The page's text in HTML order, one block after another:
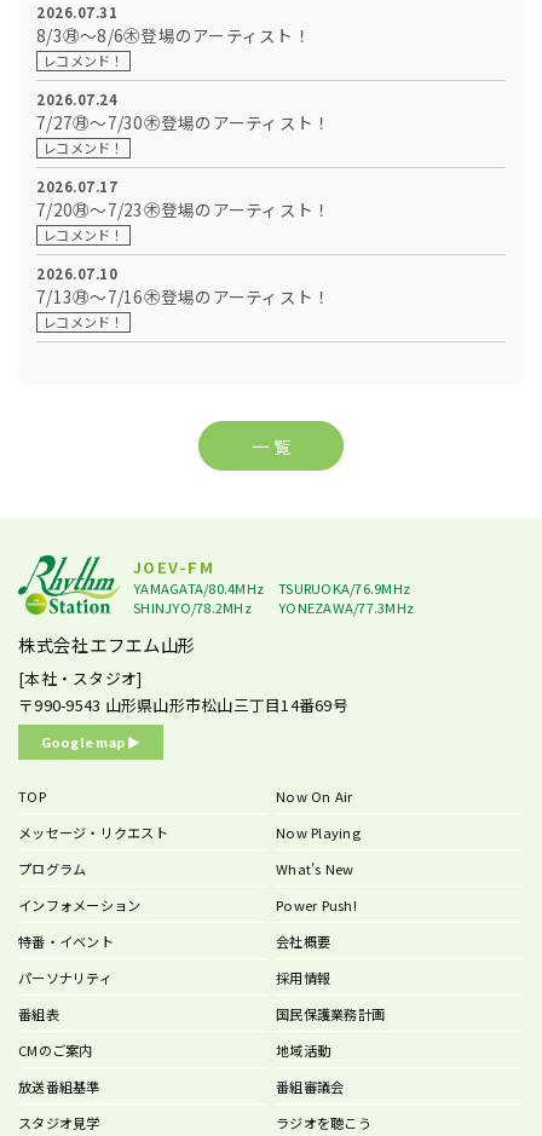
2026.07.31
8/3㊊～8/6㊍登場のアーティスト！
レコメンド！
2026.07.24
7/27㊊～7/30㊍登場のアーティスト！
レコメンド！
2026.07.17
7/20㊊～7/23㊍登場のアーティスト！
レコメンド！
2026.07.10
7/13㊊～7/16㊍登場のアーティスト！
レコメンド！
一 覧
JOEV-FM
YAMAGATA/80.4MHz
TSURUOKA/76.9MHz
SHINJYO/78.2MHz
YONEZAWA/77.3MHz
株式会社エフエム山形
[本社・スタジオ]
〒990-9543 山形県山形市松山三丁目14番69号
Google map ▶︎
TOP
メッセージ・リクエスト
プログラム
インフォメーション
特番・イベント
パーソナリティ
番組表
CMのご案内
Now On Air
Now Playing
What’s New
Power Push!
会社概要
採用情報
国民保護業務計画
地域活動
放送番組基準
番組審議会
スタジオ見学
ラジオを聴こう